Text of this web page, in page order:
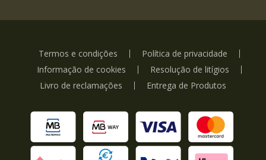
Termos e condições
Política de privacidade
Informação de cookies
Resolução de litígios
Livro de reclamações
Entrega de Produtos